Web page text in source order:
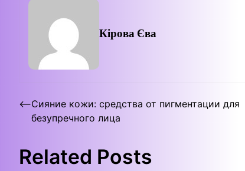
Кірова Єва
Post
navigation
⟵Сияние кожи: средства от пигментации для
безупречного лица
Related Posts